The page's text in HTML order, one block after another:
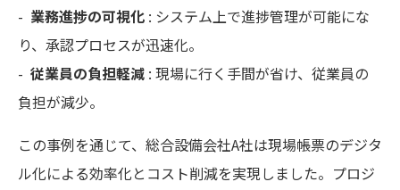
- 業務進捗の可視化 : システム上で進捗管理が可能にな
り、承認プロセスが迅速化。
- 従業員の負担軽減 : 現場に行く手間が省け、従業員の
負担が減少。
この事例を通じて、総合設備会社A社は現場帳票のデジタ
ル化による効率化とコスト削減を実現しました。プロジ